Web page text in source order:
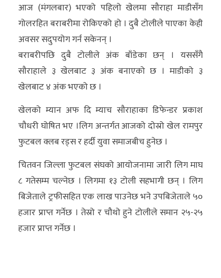
खेलकुद
रोचक
अन्य
क्लिक
खबर
विशेष
राशिफल
फोटो
ग्यालरी
भिडियो
आज (मंगलबार) भएको पहिलो खेलमा सौराहा माडीसँग
गोलरहित बराबरीमा रोकिएको हो । दुबै टोलीले पाएका केही
अवसर सदुपयोग गर्न सकेनन् ।
बराबरीपछि दुबै टोलीले अंक बाँडेका छन् । यससँगै
सौराहाले ३ खेलबाट ३ अंक बनाएको छ । माडीको ३
खेलबाट ४ अंक भएको छ ।
खेलको म्यान अफ दि म्याच सौराहाका डिफेन्डर प्रकाश
चौधरी घोषित भए ।लिग अन्तर्गत आजको दोस्रो खेल रामपुर
फुटबल क्लब रड्स र हर्दी युवा समाजबीच हुनेछ ।
चितवन जिल्ला फुटबल संघको आयोजनामा जारी लिग माघ
८ गतेसम्म चल्नेछ । लिगमा १३ टोली सहभागी छन् । लिग
बिजेताले ट्रफीसहित एक लाख पाउनेछ भने उपबिजेताले ५०
हजार प्राप्त गर्नेछ । तेस्रो र चौथो हुने टोलीले समान २५-२५
हजार प्राप्त गर्नेछ ।